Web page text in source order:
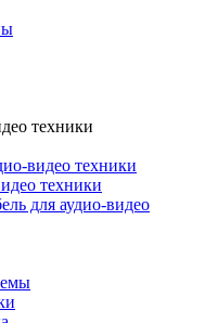
техники
видео техники
техники
для аудио-видео